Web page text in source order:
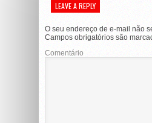
LEAVE A REPLY
O seu endereço de e-mail não
Campos obrigatórios são
Comentário